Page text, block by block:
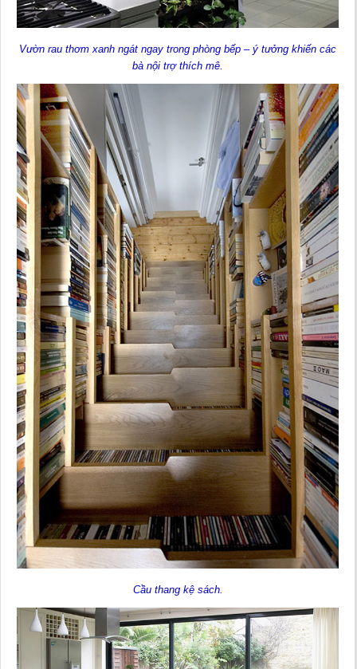
Vườn rau thơm xanh ngát ngay trong phòng bếp – ý tưởng khiến các
bà nội trợ thích mê.
Cầu thang kệ sách.